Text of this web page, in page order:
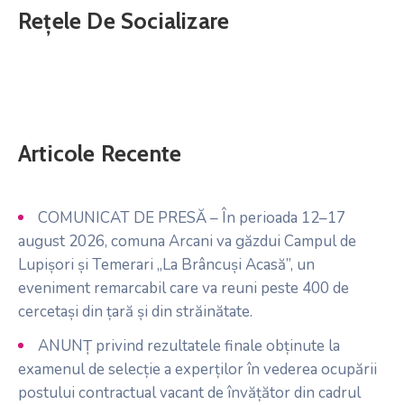
Rețele De Socializare
Articole Recente
COMUNICAT DE PRESĂ – În perioada 12–17
august 2026, comuna Arcani va găzdui Campul de
Lupișori și Temerari „La Brâncuși Acasă”, un
eveniment remarcabil care va reuni peste 400 de
cercetași din țară și din străinătate.
ANUNȚ privind rezultatele finale obținute la
examenul de selecție a experților în vederea ocupării
postului contractual vacant de învățător din cadrul